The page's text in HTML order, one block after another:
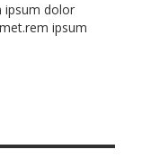
ipsum dolor
ipsum